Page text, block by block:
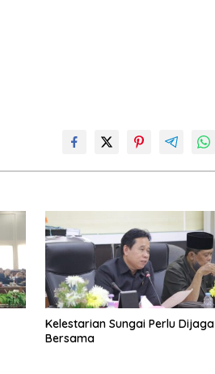
Kelestarian Sungai Perlu Dijaga
Bersama